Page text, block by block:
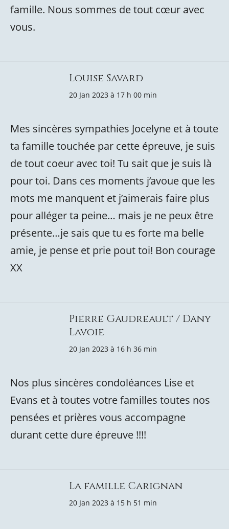
famille. Nous sommes de tout cœur avec
vous.
Louise Savard
20 Jan 2023 à 17 h 00 min
Mes sincères sympathies Jocelyne et à toute
ta famille touchée par cette épreuve, je suis
de tout coeur avec toi! Tu sait que je suis là
pour toi. Dans ces moments j’avoue que les
mots me manquent et j’aimerais faire plus
pour alléger ta peine… mais je ne peux être
présente…je sais que tu es forte ma belle
amie, je pense et prie pout toi! Bon courage
XX
Pierre Gaudreault / Dany
Lavoie
20 Jan 2023 à 16 h 36 min
Nos plus sincères condoléances Lise et
Evans et à toutes votre familles toutes nos
pensées et prières vous accompagne
durant cette dure épreuve !!!!
La famille Carignan
20 Jan 2023 à 15 h 51 min